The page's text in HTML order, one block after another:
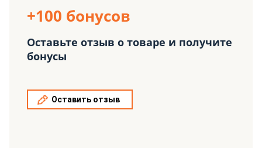
+100 бонусов
Оставьте отзыв о товаре и получите
бонусы
Оставить отзыв